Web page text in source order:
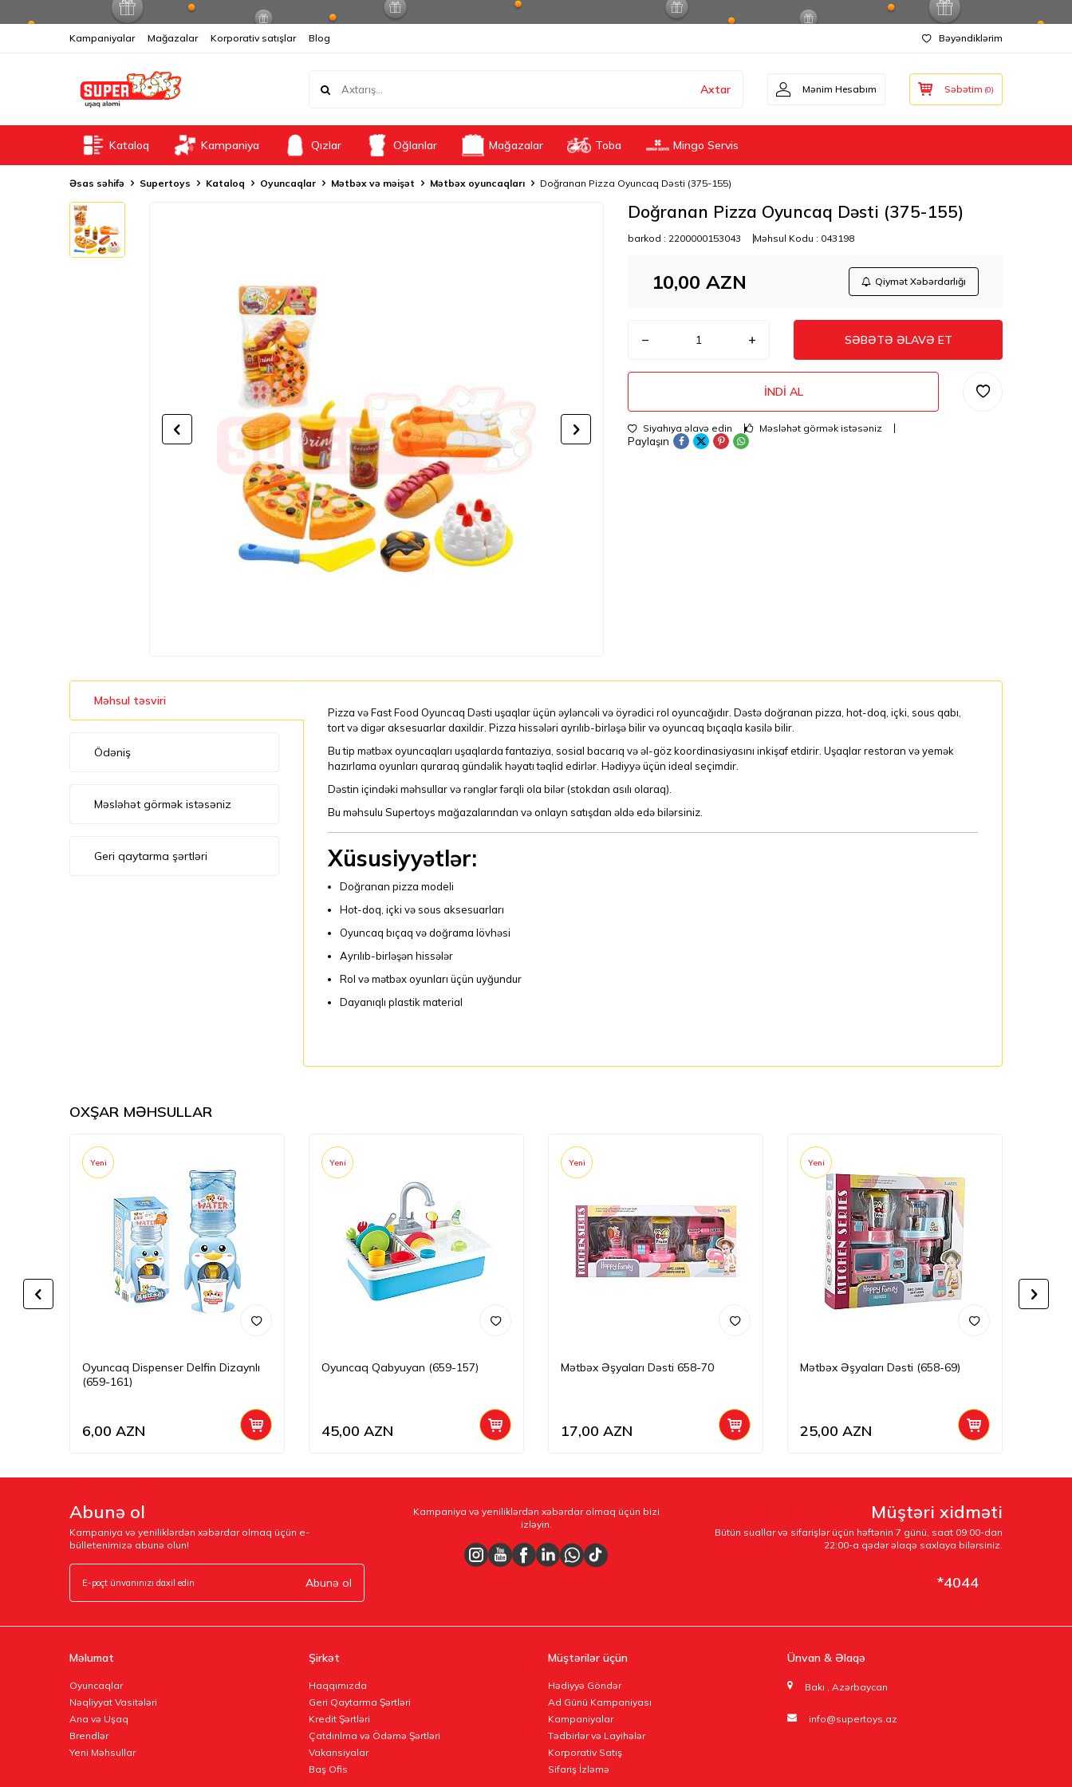
Kampaniyalar Mağazalar Korporativ satışlar Blog Bəyəndiklərim
Axtar Mənim Hesabım Səbətim (0)
Kataloq Kampaniya Qızlar Oğlanlar Mağazalar Toba Mingo Servis
Əsas səhifə Supertoys Kataloq Oyuncaqlar Mətbəx və məişət Mətbəx oyuncaqları Doğranan Pizza Oyuncaq Dəsti (375-155)
Doğranan Pizza Oyuncaq Dəsti (375-155)
barkod : 2200000153043 Məhsul Kodu : 043198
10,00 AZN Qiymət Xəbərdarlığı
SƏBƏTƏ ƏLAVƏ ET
İNDI AL
Siyahıya əlavə edin Məsləhət görmək istəsəniz
Paylaşın
Məhsul təsviri
Ödəniş
Məsləhət görmək istəsəniz
Geri qaytarma şərtləri
Pizza və Fast Food Oyuncaq Dəsti uşaqlar üçün əyləncəli və öyrədici rol oyuncağıdır. Dəstə doğranan pizza, hot-doq, içki, sous qabı,
tort və digər aksesuarlar daxildir. Pizza hissələri ayrılıb-birləşə bilir və oyuncaq bıçaqla kəsilə bilir.
Bu tip mətbəx oyuncaqları uşaqlarda fantaziya, sosial bacarıq və əl-göz koordinasiyasını inkişaf etdirir. Uşaqlar restoran və yemək
hazırlama oyunları quraraq gündəlik həyatı təqlid edirlər. Hədiyyə üçün ideal seçimdir.
Dəstin içindəki məhsullar və rənglər fərqli ola bilər (stokdan asılı olaraq).
Bu məhsulu Supertoys mağazalarından və onlayn satışdan əldə edə bilərsiniz.
Xüsusiyyətlər:
Doğranan pizza modeli
Hot-doq, içki və sous aksesuarları
Oyuncaq bıçaq və doğrama lövhəsi
Ayrılıb-birləşən hissələr
Rol və mətbəx oyunları üçün uyğundur
Dayanıqlı plastik material
OXŞAR MƏHSULLAR
Yeni
Oyuncaq Dispenser Delfin Dizaynlı
(659-161)
6,00 AZN
Yeni
Oyuncaq Qabyuyan (659-157)
45,00 AZN
Yeni
Mətbəx Əşyaları Dəsti 658-70
17,00 AZN
Yeni
Mətbəx Əşyaları Dəsti (658-69)
25,00 AZN
Abunə ol
Kampaniya və yeniliklərdən xəbərdar olmaq üçün e-
bülletenimizə abunə olun!
Abunə ol
Kampaniya və yeniliklərdən xəbərdar olmaq üçün bizi
izləyin.
Müştəri xidməti
Bütün suallar və sifarişlər üçün həftənin 7 günü, saat 09:00-dan
22:00-a qədər əlaqə saxlaya bilərsiniz.
*4044
Məlumat
Oyuncaqlar
Nəqliyyat Vasitələri
Ana və Uşaq
Brendlər
Yeni Məhsullar
Şirkət
Haqqımızda
Geri Qaytarma Şərtləri
Kredit Şərtləri
Çatdırılma və Ödəmə Şərtləri
Vakansiyalar
Baş Ofis
Müştərilər üçün
Hədiyyə Göndər
Ad Günü Kampaniyası
Kampaniyalar
Tədbirlər və Layihələr
Korporativ Satış
Sifariş İzləmə
Ünvan & Əlaqə
Bakı , Azərbaycan
info@supertoys.az